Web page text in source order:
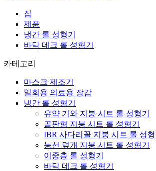
집
제품
냉간 롤 성형기
바닥 데크 롤 성형기
카테고리
마스크 제조기
일회용 의료용 장갑
냉간 롤 성형기
유약 기와 지붕 시트 롤 성형기
골판형 지붕 시트 롤 성형기
IBR 사다리꼴 지붕 시트 롤 성형
능선 덮개 지붕 시트 롤 성형기
이중층 롤 성형기
바닥 데크 롤 성형기